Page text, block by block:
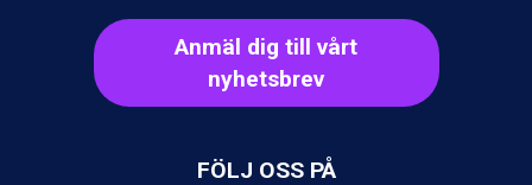
Val Thorens från 8.395 kr.
St. Anton från 11.245 kr.
Zell am See från 6.295 kr.
Canazei från 7.195 kr.
Ponte di Legno från 7.395 kr.
Anmäl dig till vårt
nyhetsbrev
FÖLJ OSS PÅ